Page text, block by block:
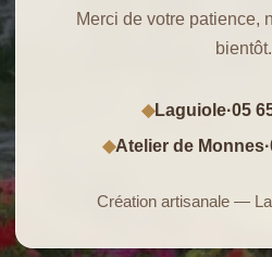
Merci de votre patience,
bientôt.
◆Laguiole·05
◆Atelier de Monnes·
Création artisanale —